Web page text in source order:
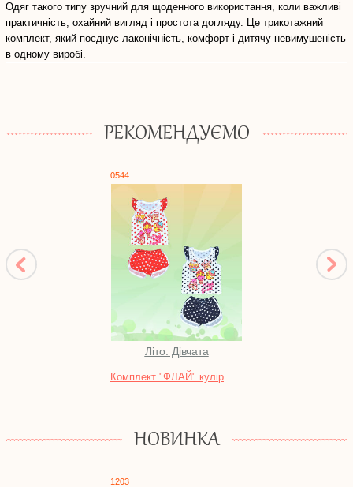
Одяг такого типу зручний для щоденного використання, коли важливі
практичність, охайний вигляд і простота догляду. Це трикотажний
комплект, який поєднує лаконічність, комфорт і дитячу невимушеність
в одному виробі.
РЕКОМЕНДУЄМО
0544
Літо. Дівчата
Комплект "ФЛАЙ" кулір
НОВИНКА
1203